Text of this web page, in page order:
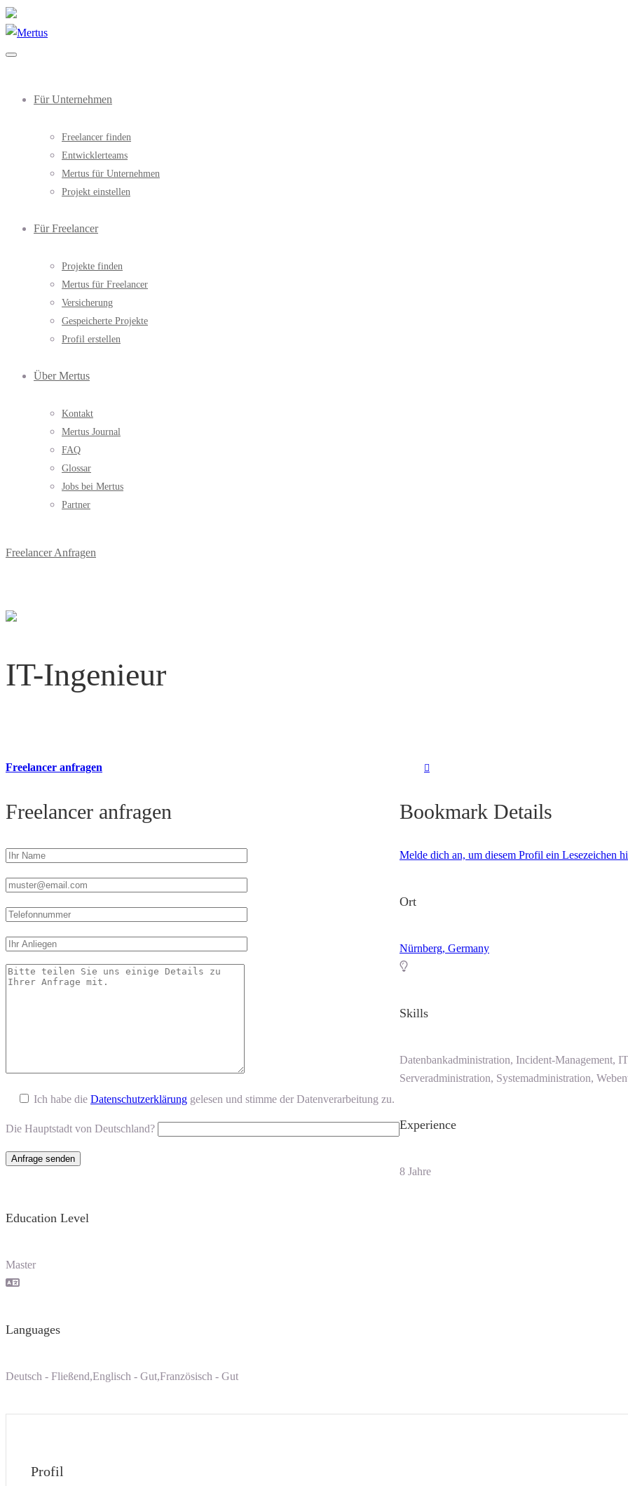
Für Unternehmen
Freelancer finden
Entwicklerteams
Mertus für Unternehmen
Projekt einstellen
Für Freelancer
Projekte finden
Mertus für Freelancer
Versicherung
Gespeicherte Projekte
Profil erstellen
Über Mertus
Kontakt
Mertus Journal
FAQ
Glossar
Jobs bei Mertus
Partner
Freelancer Anfragen
IT-Ingenieur
Freelancer anfragen
Freelancer anfragen
Ich habe die Datenschutzerklärung gelesen und stimme der Datenverarbeitung zu.
Die Hauptstadt von Deutschland?
Bookmark Details
Melde dich an, um diesem Profil ein Lesezeichen
Ort
Nürnberg, Germany
Skills
Datenbankadministration, Incident-Management,
Serveradministration, Systemadministration,
Experience
8 Jahre
Education Level
Master
Languages
Deutsch - Fließend,Englisch - Gut,Französisch - Gut
Profil